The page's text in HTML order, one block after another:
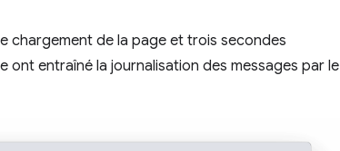
chargement de la page et trois secondes
ont entraîné la journalisation des messages par le